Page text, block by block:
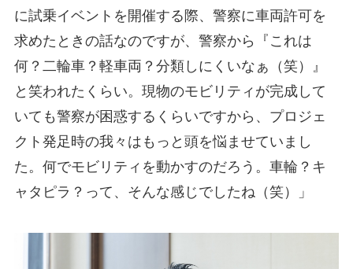
に試乗イベントを開催する際、警察に車両許可を
求めたときの話なのですが、警察から『これは
何？二輪車？軽車両？分類しにくいなぁ（笑）』
と笑われたくらい。現物のモビリティが完成して
いても警察が困惑するくらいですから、プロジェ
クト発足時の我々はもっと頭を悩ませていまし
た。何でモビリティを動かすのだろう。車輪？キ
ャタピラ？って、そんな感じでしたね（笑）」